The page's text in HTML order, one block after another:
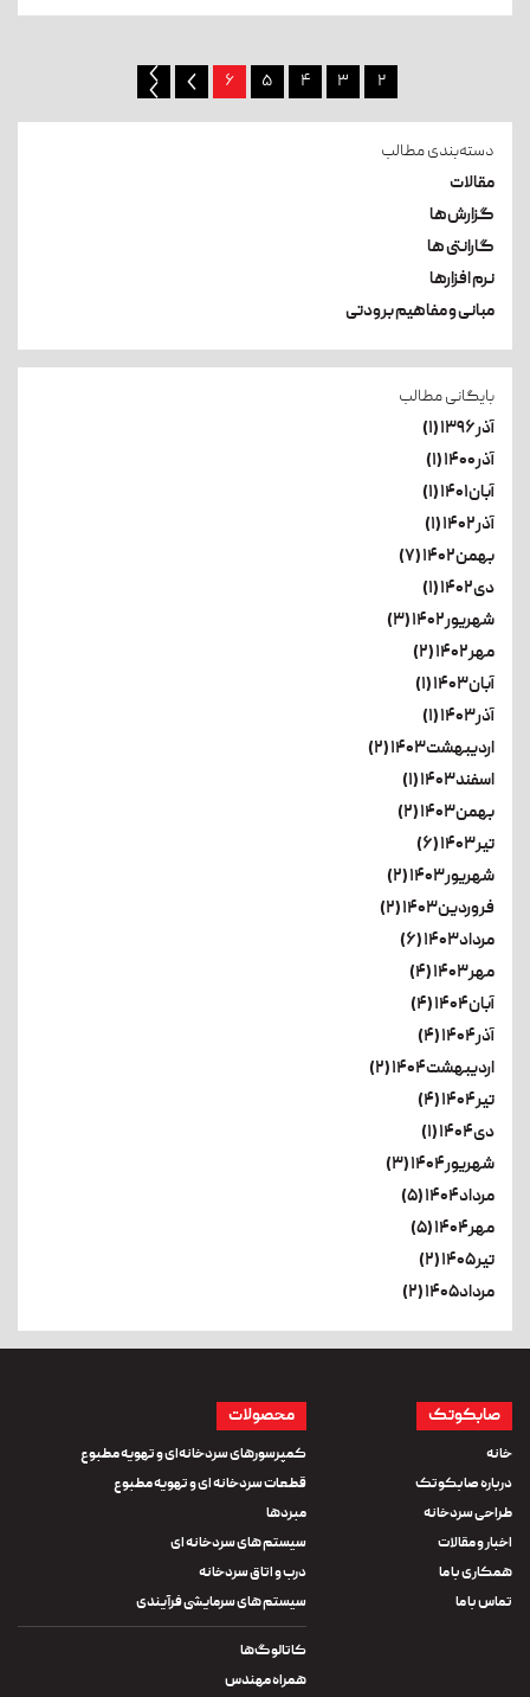
۲ ۳ ۴ ۵ ۶
دسته‌بندی مطالب
مقالات
گزارش‌ها
گارانتی ها
نرم افزارها
مبانی و مفاهیم برودتی
بایگانی مطالب
آذر۱۳۹۶ (۱)
آذر۱۴۰۰ (۱)
آبان۱۴۰۱ (۱)
آذر۱۴۰۲ (۱)
بهمن۱۴۰۲ (۷)
دی۱۴۰۲ (۱)
شهریور۱۴۰۲ (۳)
مهر۱۴۰۲ (۲)
آبان۱۴۰۳ (۱)
آذر۱۴۰۳ (۱)
اردیبهشت۱۴۰۳ (۲)
اسفند۱۴۰۳ (۱)
بهمن۱۴۰۳ (۲)
تیر۱۴۰۳ (۶)
شهریور۱۴۰۳ (۲)
فروردین۱۴۰۳ (۲)
مرداد۱۴۰۳ (۶)
مهر۱۴۰۳ (۴)
آبان۱۴۰۴ (۴)
آذر۱۴۰۴ (۴)
اردیبهشت۱۴۰۴ (۲)
تیر۱۴۰۴ (۴)
دی۱۴۰۴ (۱)
شهریور۱۴۰۴ (۳)
مرداد۱۴۰۴ (۵)
مهر۱۴۰۴ (۵)
تیر۱۴۰۵ (۲)
مرداد۱۴۰۵ (۲)
صابکوتک
خانه
درباره صابکوتک
طراحی سردخانه
اخبار و مقالات
همکاری با ما
تماس با ما
محصولات
کمپرسورهای سردخانه‌ای و تهویه مطبوع
قطعات سردخانه ای و تهویه مطبوع
مبردها
سیستم های سردخانه ای
درب و اتاق سردخانه
سیستم های سرمایشی فرآیندی
کاتالوگ‌ها
همراه مهندس